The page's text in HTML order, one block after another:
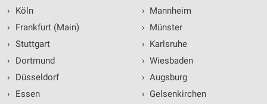
›
Köln
›
Frankfurt (Main)
› Stuttgart
›
Dortmund
›
Düsseldorf
›
Essen
› Mannheim
› Münster
› Karlsruhe
› Wiesbaden
› Augsburg
› Gelsenkirchen